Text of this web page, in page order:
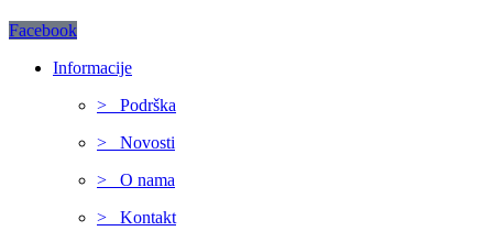
Facebook
Informacije
> Podrška
> Novosti
> O nama
> Kontakt